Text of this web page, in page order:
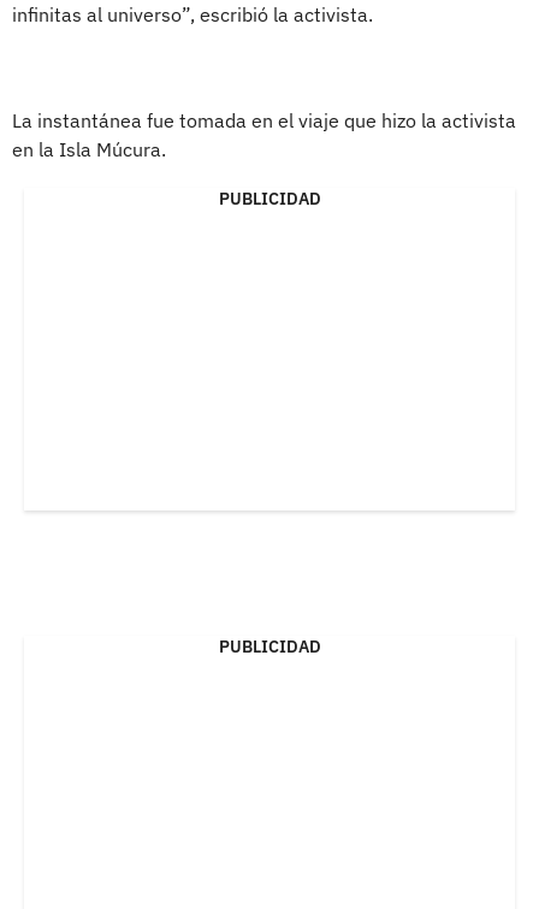
infinitas al universo”, escribió la activista.
La instantánea fue tomada en el viaje que hizo la activista
en la Isla Múcura.
PUBLICIDAD
PUBLICIDAD